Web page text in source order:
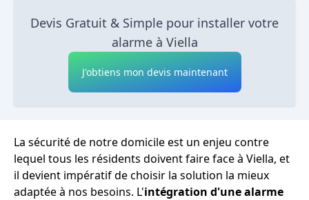
Devis Gratuit & Simple pour installer votre
alarme à Viella
J'obtiens mon devis maintenant
La sécurité de notre domicile est un enjeu contre
lequel tous les résidents doivent faire face à Viella, et
il devient impératif de choisir la solution la mieux
adaptée à nos besoins. L'intégration d'une alarme